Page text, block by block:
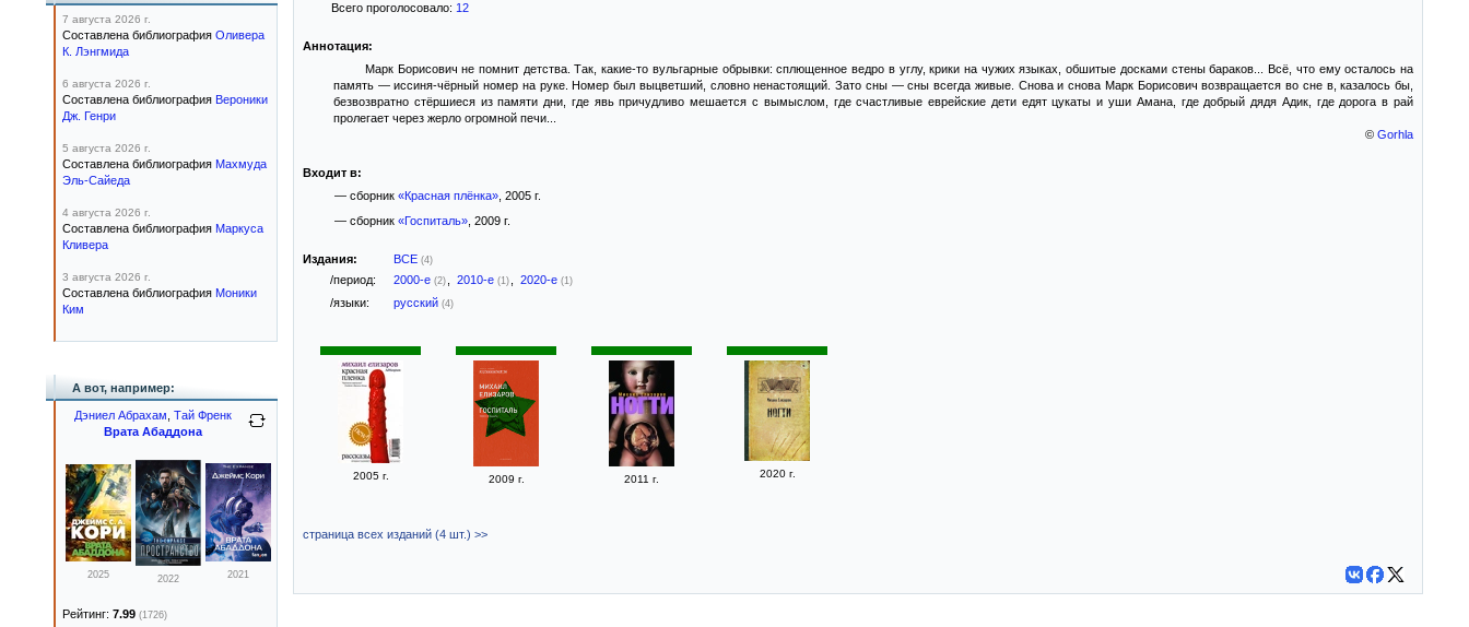
Всего проголосовало: 12
Аннотация:
Марк Борисович не помнит детства. Так, какие-то вульгарные обрывки: сплющенное ведро в углу, крики на чужих языках, обшитые досками стены бараков... Всё, что ему осталось на
память — иссиня-чёрный номер на руке. Номер был выцветший, словно ненастоящий. Зато сны — сны всегда живые. Снова и снова Марк Борисович возвращается во сне в, казалось бы,
безвозвратно стёршиеся из памяти дни, где явь причудливо мешается с вымыслом, где счастливые еврейские дети едят цукаты и уши Амана, где добрый дядя Адик, где дорога в рай
пролегает через жерло огромной печи...
© Gorhla
Входит в:
— сборник «Красная плёнка», 2005 г.
— сборник «Госпиталь», 2009 г.
Издания: ВСЕ (4)
/период: 2000-е (2) 2010-е (1) 2020-е (1)
/языки: русский (4)
2005 г. 2009 г. 2011 г. 2020 г.
страница всех изданий (4 шт.) >>
7 августа 2026 г.
Составлена библиография Оливера
К. Лэнгмида
6 августа 2026 г.
Составлена библиография Вероники
Дж. Генри
5 августа 2026 г.
Составлена библиография Махмуда
Эль-Сайеда
4 августа 2026 г.
Составлена библиография Маркуса
Кливера
3 августа 2026 г.
Составлена библиография Моники
Ким
А вот, например:
Дэниел Абрахам Тай Френк
Врата Абаддона
2025 2022 2021
Рейтинг: 7.99 (1726)